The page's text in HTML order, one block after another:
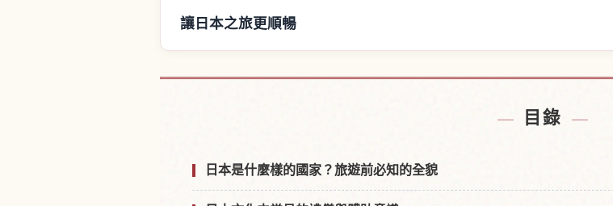
讓日本之旅更順暢
目錄
日本是什麼樣的國家？旅遊前必知的全貌